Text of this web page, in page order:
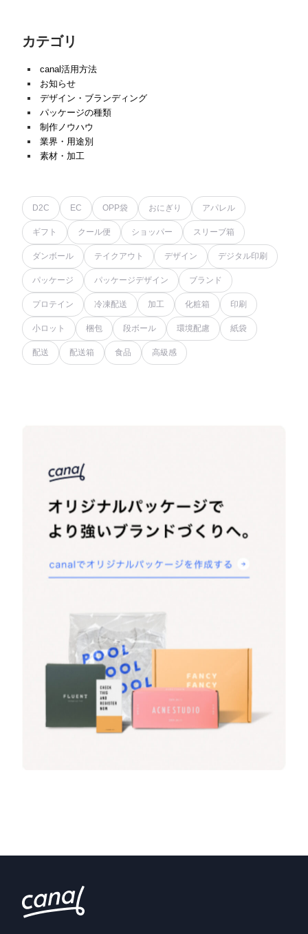
カテゴリ
canal活用方法
お知らせ
デザイン・ブランディング
パッケージの種類
制作ノウハウ
業界・用途別
素材・加工
D2C EC OPP袋 おにぎり アパレル
ギフト クール便 ショッパー スリーブ箱
ダンボール テイクアウト デザイン デジタル印刷
パッケージ パッケージデザイン ブランド
プロテイン 冷凍配送 加工 化粧箱 印刷
小ロット 梱包 段ボール 環境配慮 紙袋
配送 配送箱 食品 高級感